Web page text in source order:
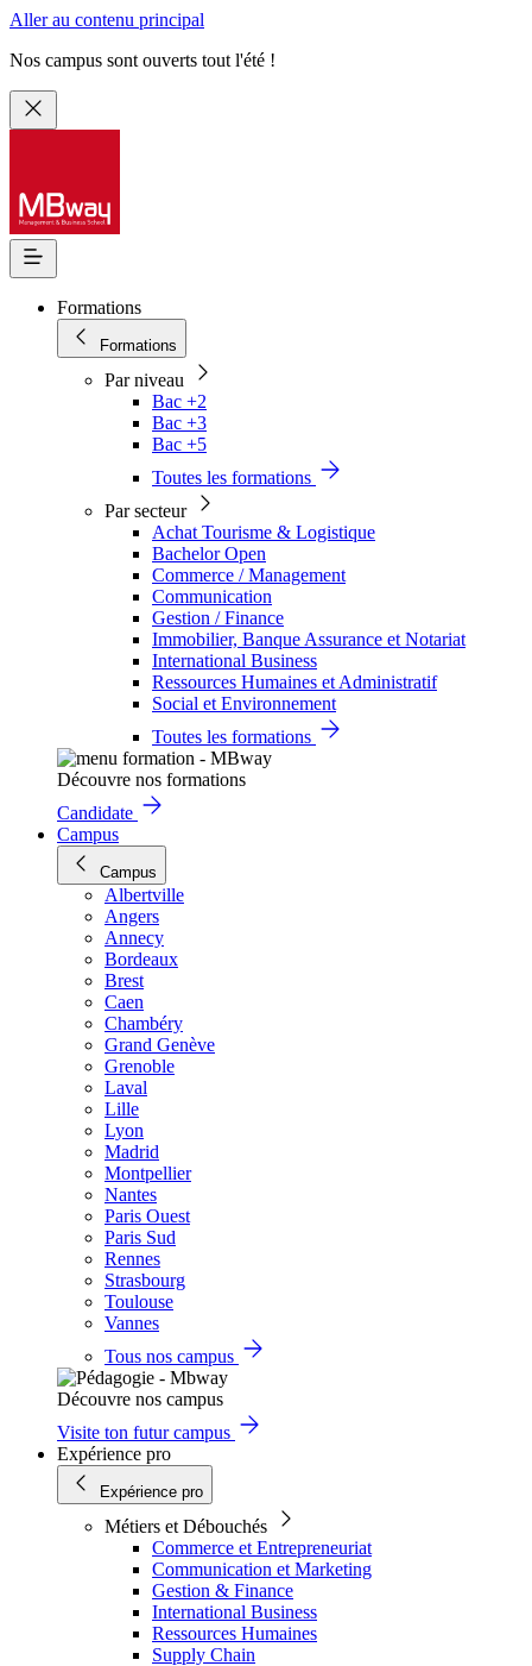
Aller au contenu principal
Nos campus sont ouverts tout l'été !
Formations
Formations
Par niveau
Bac +2
Bac +3
Bac +5
Toutes les formations
Par secteur
Achat Tourisme & Logistique
Bachelor Open
Commerce / Management
Communication
Gestion / Finance
Immobilier, Banque Assurance et Notariat
International Business
Ressources Humaines et Administratif
Social et Environnement
Toutes les formations
Découvre nos formations
Candidate
Campus
Campus
Albertville
Angers
Annecy
Bordeaux
Brest
Caen
Chambéry
Grand Genève
Grenoble
Laval
Lille
Lyon
Madrid
Montpellier
Nantes
Paris Ouest
Paris Sud
Rennes
Strasbourg
Toulouse
Vannes
Tous nos campus
Découvre nos campus
Visite ton futur campus
Expérience pro
Expérience pro
Métiers et Débouchés
Commerce et Entrepreneuriat
Communication et Marketing
Gestion & Finance
International Business
Ressources Humaines
Supply Chain